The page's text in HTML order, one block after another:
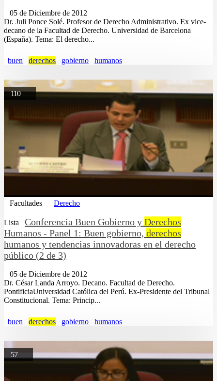
05 de Diciembre de 2012
Dr. Juli Ponce Solé. Profesor de Derecho Administrativo. Ex vice-
decano de la Facultad de Derecho. Universidad de Barcelona
(España). Tema: El derecho...
buen derechos gobierno humanos
110
Facultades Derecho
Lista Conferencia Buen Gobierno y Derechos
Humanos - Panel 1: Buen gobierno, derechos
humanos y tendencias innovadoras en el derecho
público (2 de 3)
05 de Diciembre de 2012
Dr. César Landa Arroyo. Decano. Facultad de Derecho.
PontificiaUniversidad Católica del Perú. Ex-Presidente del Tribunal
Constitucional. Tema: Princip...
buen derechos gobierno humanos
57